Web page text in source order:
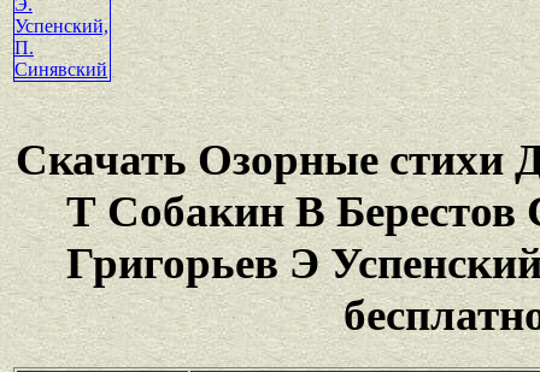
Скачать Озорные стихи
Т Собакин В
Григорьев Э